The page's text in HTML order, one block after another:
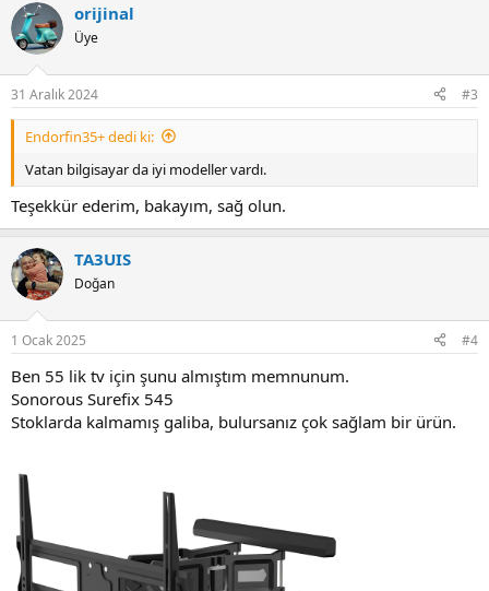
c
t
i
s
:
orijinal
Üye
31 Aralık 2024 #3
Endorfin35+ dedi ki:
Vatan bilgisayar da iyi modeller vardı.
Teşekkür ederim, bakayım, sağ olun.
TA3UIS
Doğan
1 Ocak 2025 #4
Ben 55 lik tv için şunu almıştım memnunum.
Sonorous Surefix 545
Stoklarda kalmamış galiba, bulursanız çok sağlam bir ürün.